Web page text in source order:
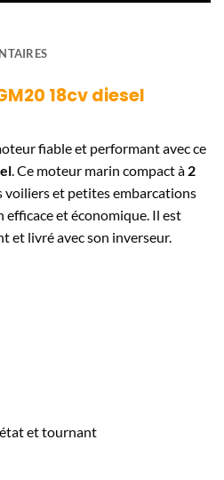
18cv diesel
fiable et performant avec ce
. Ce moteur marin compact à 2
voiliers et petites embarcations
et économique. Il est
et livré avec son inverseur.
et tournant